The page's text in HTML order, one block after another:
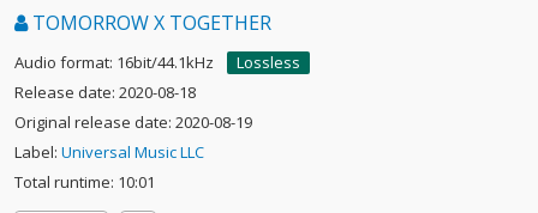
TOMORROW X TOGETHER
Audio format: 16bit/44.1kHz
Lossless
Release date: 2020-08-18
Original release date: 2020-08-19
Label: Universal Music LLC
Total runtime: 10:01